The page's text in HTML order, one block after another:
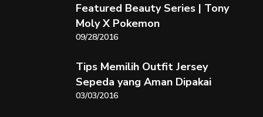
Featured Beauty Series | Tony
Moly X Pokemon
09/28/2016
Tips Memilih Outfit Jersey
Sepeda yang Aman Dipakai
03/03/2016